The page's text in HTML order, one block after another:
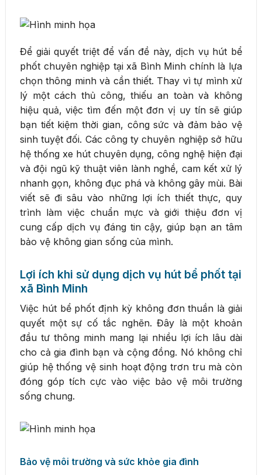
Để giải quyết triệt để vấn đề này, dịch vụ hút bể
phốt chuyên nghiệp tại xã Bình Minh chính là lựa
chọn thông minh và cần thiết. Thay vì tự mình xử
lý một cách thủ công, thiếu an toàn và không
hiệu quả, việc tìm đến một đơn vị uy tín sẽ giúp
bạn tiết kiệm thời gian, công sức và đảm bảo vệ
sinh tuyệt đối. Các công ty chuyên nghiệp sở hữu
hệ thống xe hút chuyên dụng, công nghệ hiện đại
và đội ngũ kỹ thuật viên lành nghề, cam kết xử lý
nhanh gọn, không đục phá và không gây mùi. Bài
viết sẽ đi sâu vào những lợi ích thiết thực, quy
trình làm việc chuẩn mực và giới thiệu đơn vị
cung cấp dịch vụ đáng tin cậy, giúp bạn an tâm
bảo vệ không gian sống của mình.
Lợi ích khi sử dụng dịch vụ hút bể phốt tại
xã Bình Minh
Việc hút bể phốt định kỳ không đơn thuần là giải
quyết một sự cố tắc nghẽn. Đây là một khoản
đầu tư thông minh mang lại nhiều lợi ích lâu dài
cho cả gia đình bạn và cộng đồng. Nó không chỉ
giúp hệ thống vệ sinh hoạt động trơn tru mà còn
đóng góp tích cực vào việc bảo vệ môi trường
sống chung.
Bảo vệ môi trường và sức khỏe gia đình